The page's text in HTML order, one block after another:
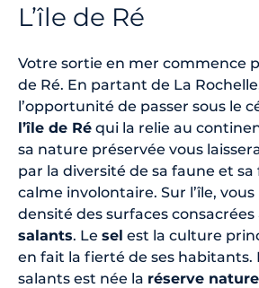
L’île de Ré
Votre sortie en mer commence
de Ré. En partant de La
l’opportunité de passer sous le
l’île de Ré qui la relie au
sa nature préservée vous
par la diversité de sa faune et
calme involontaire. Sur l’île,
densité des surfaces consacrées
salants. Le sel est la culture
en fait la fierté de ses habitants.
salants est née la réserve